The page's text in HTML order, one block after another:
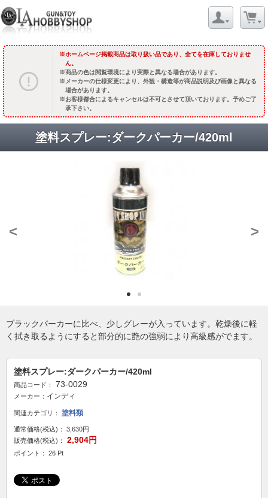
ホームページ掲載商品は取り扱い品であり、全てを在庫しておりませ
ん。
商品の色は閲覧環境により実際と異なる場合があります。
メーカーの仕様変更により、外観・構造等が商品説明及び画像と異なる
場合があります。
お客様都合によるキャンセルは不可とさせて頂いております。予めご了
承下さい。
塗料スプレー:ダークパーカー/420ml
< >
ブラックパーカーに比べ、少しグレーが入っています。乾燥後に軽
く拭き取るようにすると部分的に艶の強弱により高級感がでます。
塗料スプレー:ダークパーカー/420ml
商品コード： 73-0029
メーカー： インディ
関連カテゴリ： 塗料類
通常価格(税込)：
3,630円
販売価格(税込)：
2,904円
ポイント： 26 Pt